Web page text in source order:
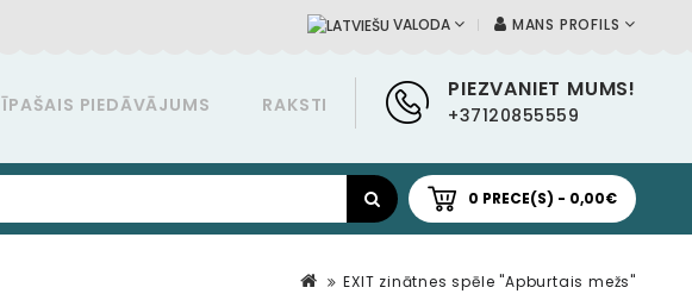
MANS PROFILS
VALODA
PIEZVANIET MUMS!
+37120855559
ĪPAŠAIS PIEDĀVĀJUMS RAKSTI
0 PRECE(S) - 0,00€
EXIT zinātnes spēle "Apburtais mežs"